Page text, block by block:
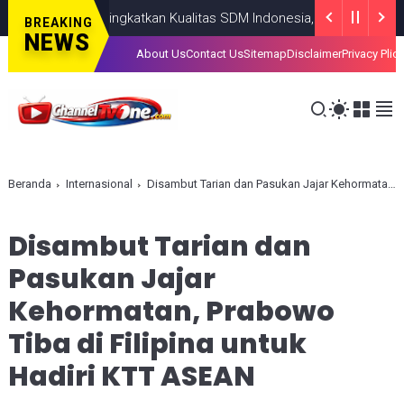
BREAKING
NEWS
Tingkatkan Kualitas SDM Indonesia, Prabowo Bangun
About UsContact UsSitemapDisclaimerPrivacy Plice
Beranda Internasional Disambut Tarian dan Pasukan Jajar Kehormatan, Prabowo Tiba di Filipina untuk Hadiri KTT ASEAN
Disambut Tarian dan
Pasukan Jajar
Kehormatan, Prabowo
Tiba di Filipina untuk
Hadiri KTT ASEAN